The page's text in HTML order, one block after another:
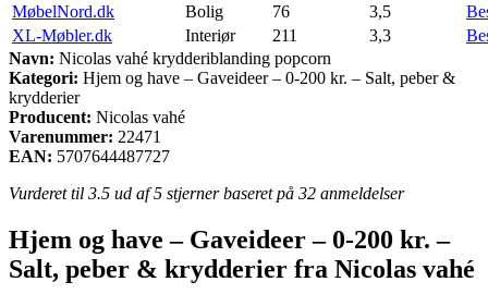
MøbelNord.dk
Bolig 76 3,5
XL-Møbler.dk
Interiør 211 3,3
Navn: Nicolas vahé krydderiblanding popcorn
Kategori: Hjem og have – Gaveideer – 0-200 kr. – Salt, peber &
krydderier
Producent: Nicolas vahé
Varenummer: 22471
EAN: 5707644487727
Vurderet til 3.5 ud af 5 stjerner baseret på 32 anmeldelser
Hjem og have – Gaveideer – 0-200 kr. –
Salt, peber & krydderier fra Nicolas vahé